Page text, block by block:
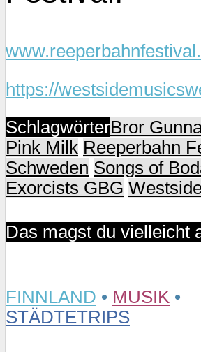
https://
SchlagwörterBror
Pink Milk Reeperbahn
Schweden Songs of
Exorcists GBG
Das magst du vielleicht
FINNLAND • MUSIK •
STÄDTETRIPS